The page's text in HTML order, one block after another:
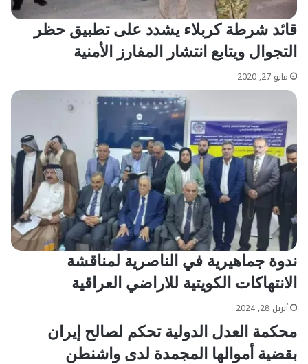
قائد شرطة كربلاء يشدد على تطبيق حظر
التجوال ويتابع انتشار المفارز الأمنية
مايو 27, 2020
ندوة جماهيرية في الناصرية لمناقشة
الانتهاكات الكويتية للاراضي العراقية
أبريل 28, 2024
محكمة العدل الدولية تحكم لصالح إيران
بقضية أموالها المجمدة لدى واشنطن